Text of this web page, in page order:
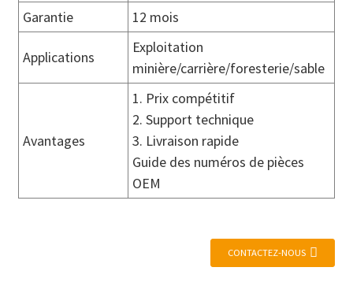
Garantie
12 mois
Applications
Exploitation
minière/carrière/foresterie/sable
Avantages
1. Prix compétitif
2. Support technique
3. Livraison rapide
Guide des numéros de pièces
OEM
CONTACTEZ-NOUS